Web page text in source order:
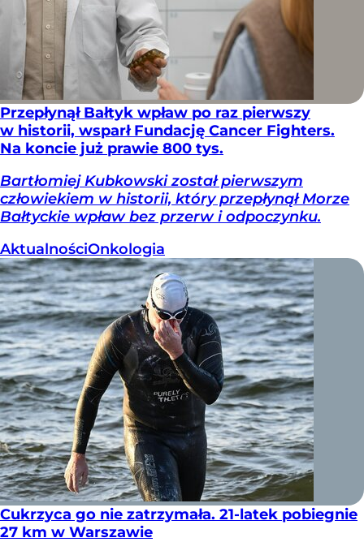
Przepłynął Bałtyk wpław po raz pierwszy
w historii, wsparł Fundację Cancer Fighters.
Na koncie już prawie 800 tys.
Bartłomiej Kubkowski został pierwszym
człowiekiem w historii, który przepłynął Morze
Bałtyckie wpław bez przerw i odpoczynku.
AktualnościOnkologia
Cukrzyca go nie zatrzymała. 21-latek pobiegnie
27 km w Warszawie